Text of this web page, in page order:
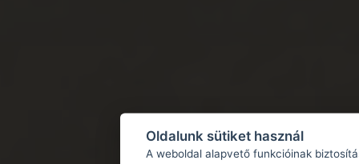
Oldalunk sütiket használ
A weboldal alapvető funkcióinak